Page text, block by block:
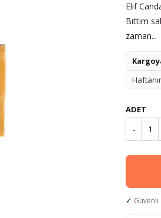
Elif
Bıttım
zaman...
ADET
- 1